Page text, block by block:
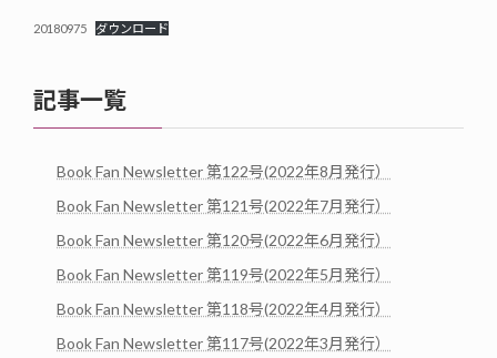
20180975 ダウンロード
記事一覧
Book Fan Newsletter 第122号(2022年8月発行）
Book Fan Newsletter 第121号(2022年7月発行）
Book Fan Newsletter 第120号(2022年6月発行）
Book Fan Newsletter 第119号(2022年5月発行）
Book Fan Newsletter 第118号(2022年4月発行）
Book Fan Newsletter 第117号(2022年3月発行）